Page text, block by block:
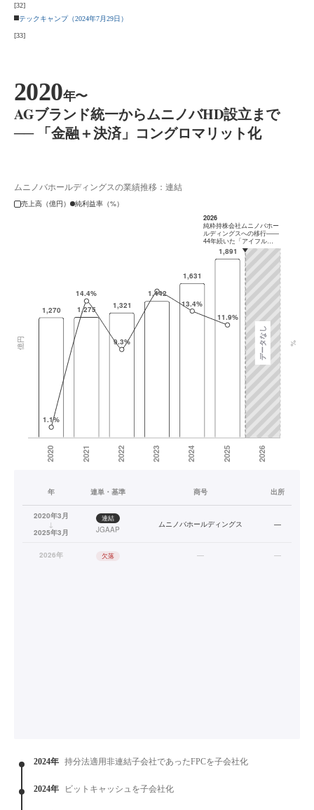
[32]
テックキャンプ（2024年7月29日）
[33]
2020年〜
AGブランド統一からムニノバHD設立まで
── 「金融＋決済」コングロマリット化
ムニノバホールディングスの業績推移：連結
売上高（億円）
純利益率（%）
年 連単・基準 商号 出所
2020年3月
↓
2025年3月
連結
JGAAP
ムニノバホールディングス —
2026年 欠落 — —
2024年 持分法適用非連結子会社であったFPCを子会社化
2024年 ビットキャッシュを子会社化